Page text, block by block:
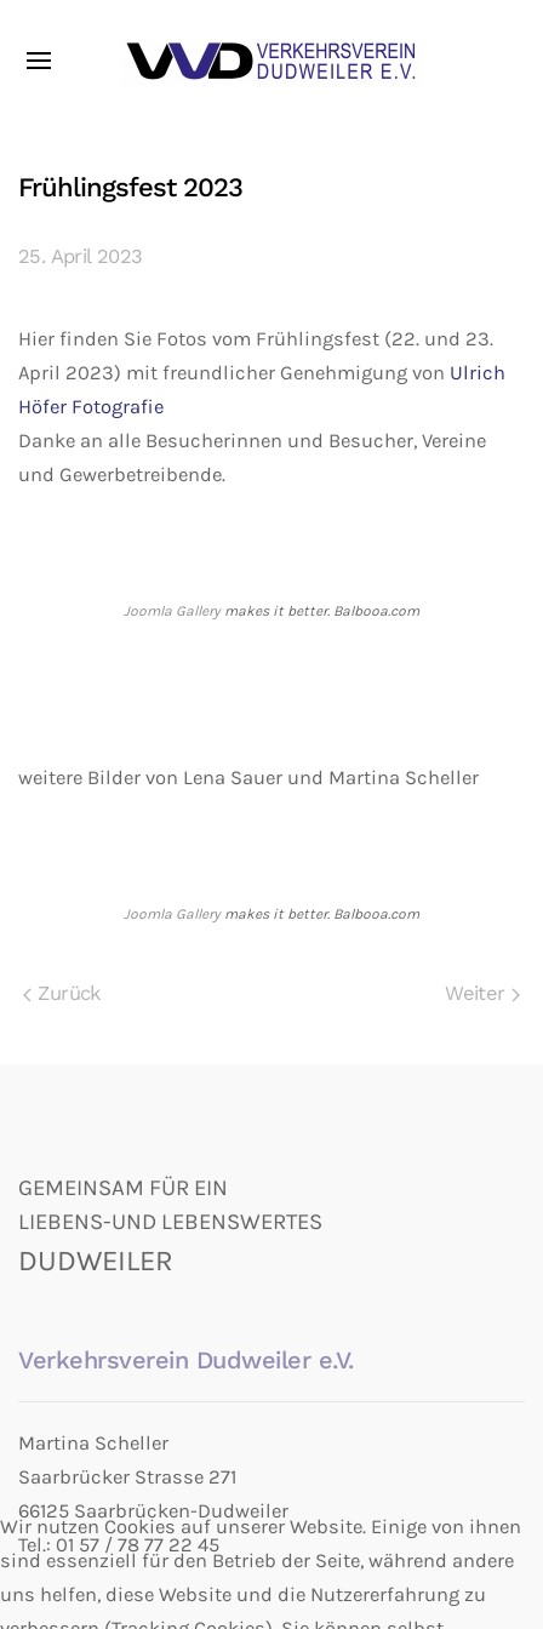
Frühlingsfest 2023
25. April 2023
Hier finden Sie Fotos vom Frühlingsfest (22. und 23.
April 2023) mit freundlicher Genehmigung von Ulrich
Höfer Fotografie
Danke an alle Besucherinnen und Besucher, Vereine
und Gewerbetreibende.
Joomla Gallerymakes it better. Balbooa.com
weitere Bilder von Lena Sauer und Martina Scheller
Joomla Gallerymakes it better. Balbooa.com
Zurück Weiter
GEMEINSAM FÜR EIN
LIEBENS-UND LEBENSWERTES
DUDWEILER
Verkehrsverein Dudweiler e.V.
Martina Scheller
Saarbrücker Strasse 271
66125 Saarbrücken-Dudweiler
Tel.: 01 57 / 78 77 22 45
Wir nutzen Cookies auf unserer Website. Einige von ihnen
sind essenziell für den Betrieb der Seite, während andere
uns helfen, diese Website und die Nutzererfahrung zu